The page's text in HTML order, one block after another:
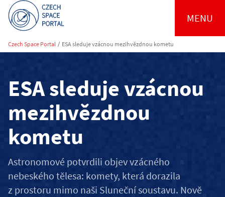
MENU
Czech Space Portal / ESA sleduje vzácnou mezihvězdnou kometu
ESA sleduje vzácnou
mezihvězdnou
kometu
Astronomové potvrdili objev vzácného
nebeského tělesa: komety, která dorazila
z prostoru mimo naši Sluneční soustavu. Nově